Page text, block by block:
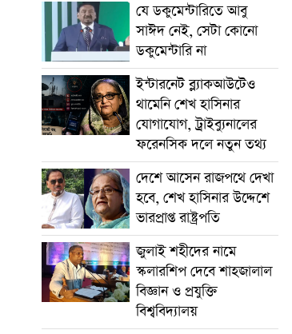
যে ডকুমেন্টারিতে আবু
সাঈদ নেই, সেটা কোনো
ডকুমেন্টারি না
ইন্টারনেট ব্ল্যাকআউটেও
থামেনি শেখ হাসিনার
যোগাযোগ, ট্রাইব্যুনালের
ফরেনসিক দলে নতুন তথ্য
দেশে আসেন রাজপথে দেখা
হবে, শেখ হাসিনার উদ্দেশে
ভারপ্রাপ্ত রাষ্ট্রপতি
জুলাই শহীদের নামে
স্কলারশিপ দেবে শাহজালাল
বিজ্ঞান ও প্রযুক্তি
বিশ্ববিদ্যালয়